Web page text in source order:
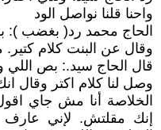
واحنا قلنا نواصل الود
الحاج محمد رد( بغضب
وقال عن البنت كلام
قال الحاج سيد.: بص اللي
وصل لنا كلام اكتر وقال
الخلاصة أنا مش جاي
إنك مقلتش. لإني عارف